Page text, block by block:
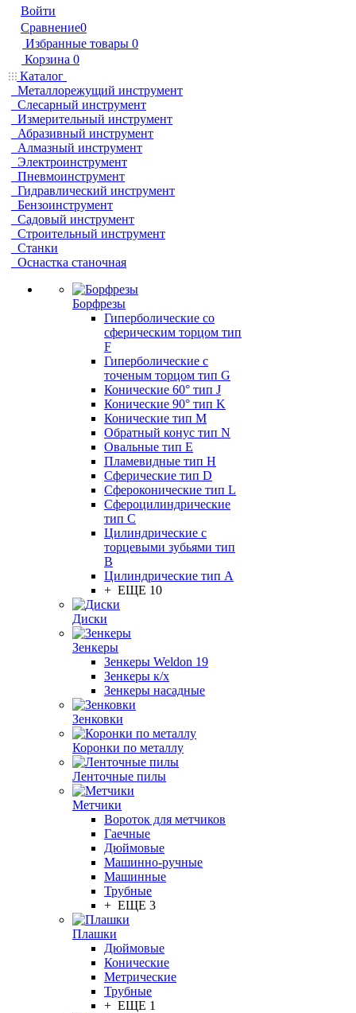
Войти
Сравнение0
Избранные товары 0
Корзина 0
Каталог
Металлорежущий инструмент
Слесарный инструмент
Измерительный инструмент
Абразивный инструмент
Алмазный инструмент
Электроинструмент
Пневмоинструмент
Гидравлический инструмент
Бензоинструмент
Садовый инструмент
Строительный инструмент
Станки
Оснастка станочная
Борфрезы
Гиперболические cо
сферическим торцом тип
F
Гиперболические с
точеным торцом тип G
Конические 60° тип J
Конические 90° тип K
Конические тип M
Обратный конус тип N
Овальные тип E
Пламевидные тип H
Сферические тип D
Сфероконические тип L
Сфероцилиндрические
тип C
Цилиндрические с
торцевыми зубьями тип
B
Цилиндрические тип А
+ ЕЩЕ 10
Диски
Зенкеры
Зенкеры Weldon 19
Зенкеры к/х
Зенкеры насадные
Зенковки
Коронки по металлу
Ленточные пилы
Метчики
Вороток для метчиков
Гаечные
Дюймовые
Машинно-ручные
Машинные
Трубные
+ ЕЩЕ 3
Плашки
Дюймовые
Конические
Метрические
Трубные
+ ЕЩЕ 1